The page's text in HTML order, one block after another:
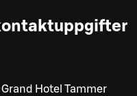
Grand Hotel Tammer